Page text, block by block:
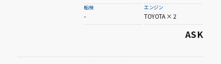
船検
-
エンジン
TOYOTA × 2
ASK